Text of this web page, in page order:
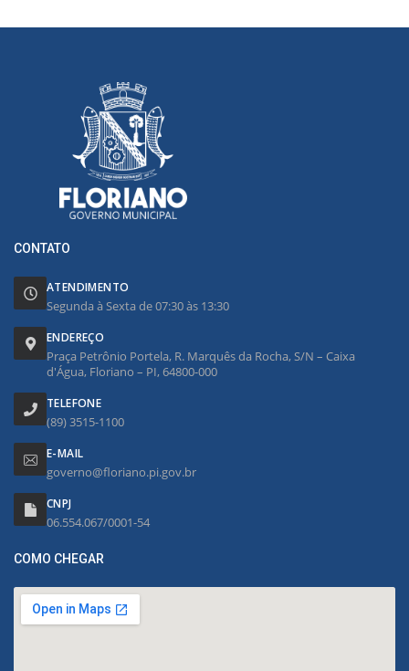
CONTATO
ATENDIMENTO
Segunda à Sexta de 07:30 às 13:30
ENDEREÇO
Praça Petrônio Portela, R. Marquês da Rocha, S/N – Caixa
d'Água, Floriano – PI, 64800-000
TELEFONE
(89) 3515-1100
E-MAIL
governo@floriano.pi.gov.br
CNPJ
06.554.067/0001-54
COMO CHEGAR